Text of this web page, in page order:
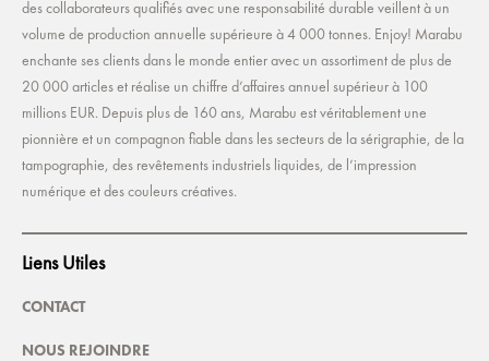
des collaborateurs qualifiés avec une responsabilité durable veillent à un
volume de production annuelle supérieure à 4 000 tonnes. Enjoy! Marabu
enchante ses clients dans le monde entier avec un assortiment de plus de
20 000 articles et réalise un chiffre d’affaires annuel supérieur à 100
millions EUR. Depuis plus de 160 ans, Marabu est véritablement une
pionnière et un compagnon fiable dans les secteurs de la sérigraphie, de la
tampographie, des revêtements industriels liquides, de l’impression
numérique et des couleurs créatives.
Liens Utiles
CONTACT
NOUS REJOINDRE